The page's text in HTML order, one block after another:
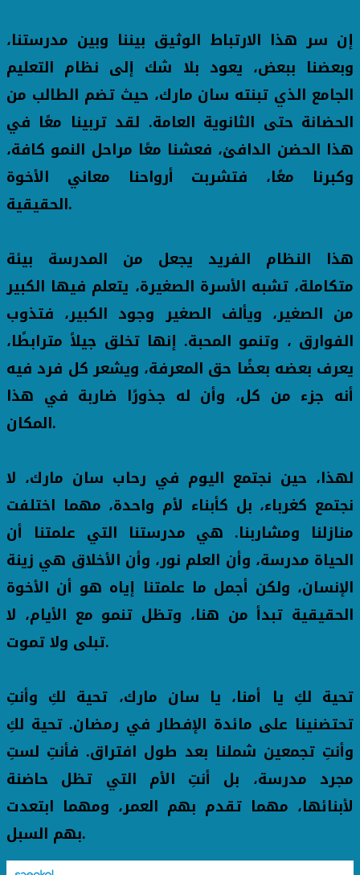
إن سر هذا الارتباط الوثيق بيننا وبين مدرستنا،
وبعضنا ببعض، يعود بلا شك إلى نظام التعليم
الجامع الذي تبنته سان مارك، حيث تضم الطالب من
الحضانة حتى الثانوية العامة. لقد تربينا معًا في
هذا الحضن الدافئ، فعشنا معًا مراحل النمو كافة،
وكبرنا معًا، فتشربت أرواحنا معاني الأخوة
الحقيقية.
هذا النظام الفريد يجعل من المدرسة بيئة
متكاملة، تشبه الأسرة الصغيرة، يتعلم فيها الكبير
من الصغير، ويألف الصغير وجود الكبير، فتذوب
الفوارق ، وتنمو المحبة. إنها تخلق جيلاً مترابطًا،
يعرف بعضه بعضًا حق المعرفة، ويشعر كل فرد فيه
أنه جزء من كل، وأن له جذورًا ضاربة في هذا
المكان.
لهذا، حين نجتمع اليوم في رحاب سان مارك، لا
نجتمع كغرباء، بل كأبناء لأم واحدة، مهما اختلفت
منازلنا ومشاربنا. هي مدرستنا التي علمتنا أن
الحياة مدرسة، وأن العلم نور، وأن الأخلاق هي زينة
الإنسان، ولكن أجمل ما علمتنا إياه هو أن الأخوة
الحقيقية تبدأ من هنا، وتظل تنمو مع الأيام، لا
تبلى ولا تموت.
تحية لكِ يا أمنا، يا سان مارك، تحية لكِ وأنتِ
تحتضنينا على مائدة الإفطار في رمضان. تحية لكِ
وأنتِ تجمعين شملنا بعد طول افتراق. فأنتِ لستِ
مجرد مدرسة، بل أنتِ الأم التي تظل حاضنة
لأبنائها، مهما تقدم بهم العمر، ومهما ابتعدت
بهم السبل.